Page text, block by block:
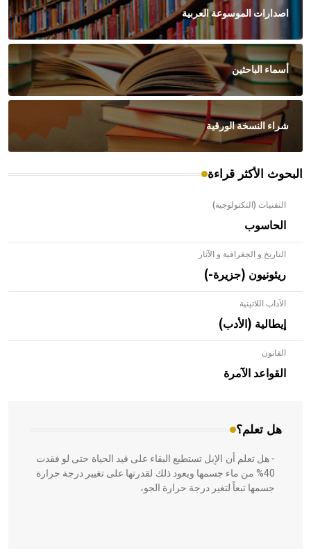
اصدارات الموسوعة العربية
أسماء الباحثين
شراء النسخة الورقية
البحوث الأكثر قراءة
التقنيات (التكنولوجية)
الحاسوب
التاريخ و الجغرافية و الآثار
ريئونيون (جزيرة-)
الآداب اللاتينية
إيطالية (الأدب)
القانون
القواعد الآمرة
هل تعلم؟
- هل تعلم أن الأبلق نوع من الفنون الهندسية التي ارتبطت
بالعمارة الإسلامية في بلاد الشام ومصر خاصة، حيث يحرص
المعمار على بناء مداميكه وخاصة في الواجهات
- هل تعلم أن الإبل تستطيع البقاء على قيد الحياة حتى لو فقدت
40% من ماء جسمها ويعود ذلك لقدرتها على تغيير درجة حرارة
جسمها تبعاً لتغير درجة حرارة الجو،